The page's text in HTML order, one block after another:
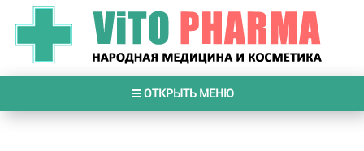
ОТКРЫТЬ МЕНЮ